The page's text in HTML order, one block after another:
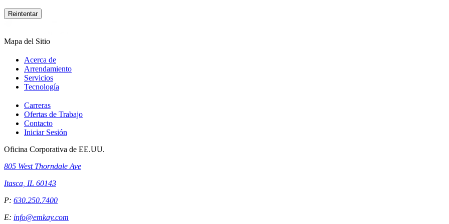
Reintentar
Mapa del Sitio
Acerca de
Arrendamiento
Servicios
Tecnología
Carreras
Ofertas de Trabajo
Contacto
Iniciar Sesión
Oficina Corporativa de EE.UU.
805 West Thorndale Ave
Itasca, IL 60143
P: 630.250.7400
E: info@emkay.com